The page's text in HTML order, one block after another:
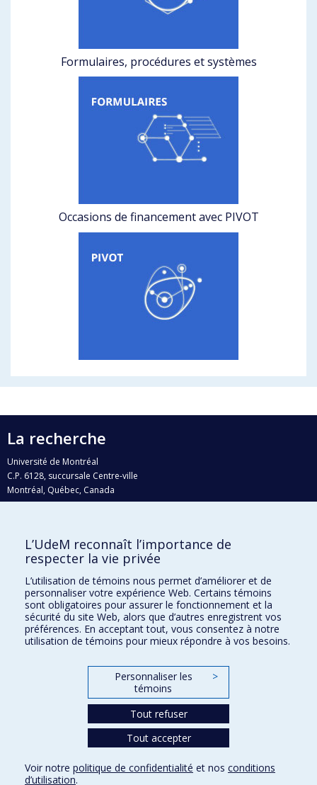
Formulaires, procédures et systèmes
Occasions de financement avec PIVOT
La recherche
Université de Montréal
C.P. 6128, succursale Centre-ville
Montréal, Québec, Canada
H3C 3J7
Qui fait quoi?
Nous trouver
Plan du site
Accessibilité
Conditions d’utilisation
L’UdeM reconnaît l’importance de
respecter la vie privée
L’utilisation de témoins nous permet d’améliorer et de
personnaliser votre expérience Web. Certains témoins
sont obligatoires pour assurer le fonctionnement et la
sécurité du site Web, alors que d’autres enregistrent vos
préférences. En acceptant tout, vous consentez à notre
utilisation de témoins pour mieux répondre à vos besoins.
Personnaliser les
témoins
>
Tout refuser
Tout accepter
Voir notre politique de confidentialité et nos conditions
d’utilisation.